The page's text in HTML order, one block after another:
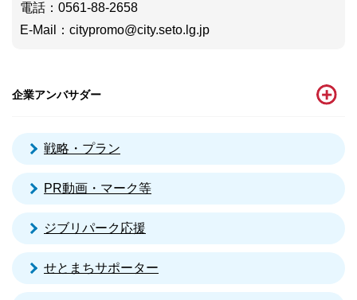
電話 ：0561-88-2658
E-Mail
： citypromo@city.seto.lg.jp
企業アンバサダー
戦略・プラン
PR動画・マーク等
ジブリパーク応援
せとまちサポーター